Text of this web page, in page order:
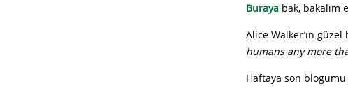
Buraya bak, bakalım
Alice Walker’ın
humans any more
Haftaya son